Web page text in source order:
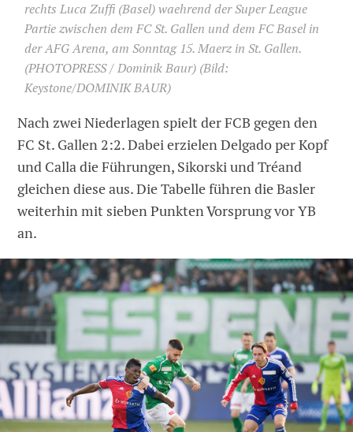
rechts Luca Zuffi (Basel) waehrend der Super League
Partie zwischen dem FC St. Gallen und dem FC Basel in
der AFG Arena, am Sonntag 15. Maerz in St. Gallen.
(PHOTOPRESS / Dominik Baur) (Bild:
Keystone/DOMINIK BAUR)
Nach zwei Niederlagen spielt der FCB gegen den
FC St. Gallen 2:2. Dabei erzielen Delgado per Kopf
und Calla die Führungen, Sikorski und Tréand
gleichen diese aus. Die Tabelle führen die Basler
weiterhin mit sieben Punkten Vorsprung vor YB
an.